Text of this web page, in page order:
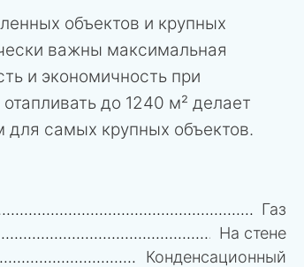
объектов и крупных
важны максимальная
и экономичность при
до 1240 м² делает
для самых крупных объектов.
Газ
На стене
Конденсационный